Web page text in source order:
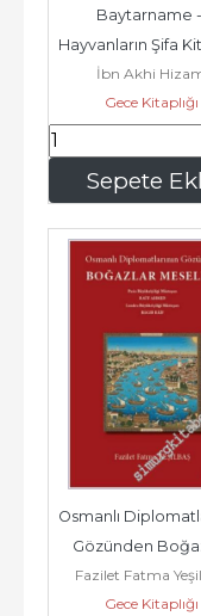
Sepete
Baytarname -
Hayvanların Şifa
2025
İbn Akhi
Gece Kitaplığı
162,50
Osmanlı
Gözünden
Meselesi -
Fazilet Fatma
Gece Kitaplığı